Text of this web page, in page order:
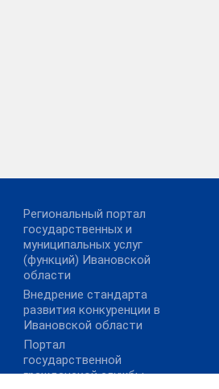
Региональный портал
государственных и
муниципальных услуг
(функций) Ивановской
области
Внедрение стандарта
развития конкуренции в
Ивановской области
Портал
государственной
гражданской службы